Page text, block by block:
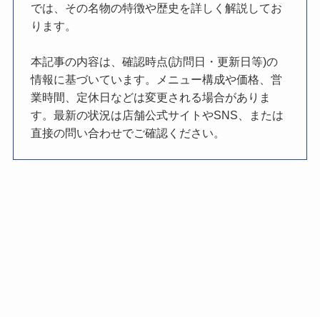
では、その名物の特徴や歴史を詳しく解説してお
ります。
本記事の内容は、確認時点(訪問日・更新日等)の
情報に基づいています。メニュー構成や価格、営
業時間、定休日などは変更される場合がありま
す。最新の状況は店舗公式サイトやSNS、または
直接の問い合わせでご確認ください。